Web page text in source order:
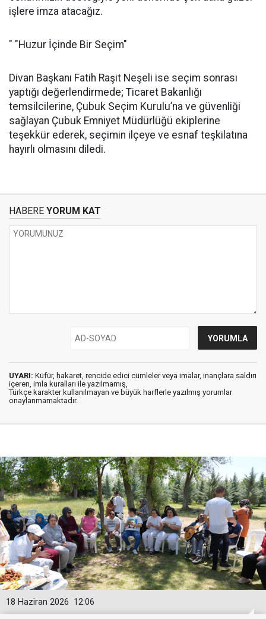
işlere imza atacağız.
" "Huzur İçinde Bir Seçim"
Divan Başkanı Fatih Raşit Neşeli ise seçim sonrası
yaptığı değerlendirmede; Ticaret Bakanlığı
temsilcilerine, Çubuk Seçim Kurulu’na ve güvenliği
sağlayan Çubuk Emniyet Müdürlüğü ekiplerine
teşekkür ederek, seçimin ilçeye ve esnaf teşkilatına
hayırlı olmasını diledi.
HABERE YORUM KAT
UYARI: Küfür, hakaret, rencide edici cümleler veya imalar, inançlara saldırı
içeren, imla kuralları ile yazılmamış,
Türkçe karakter kullanılmayan ve büyük harflerle yazılmış yorumlar
onaylanmamaktadır.
12:06
18 Haziran 2026